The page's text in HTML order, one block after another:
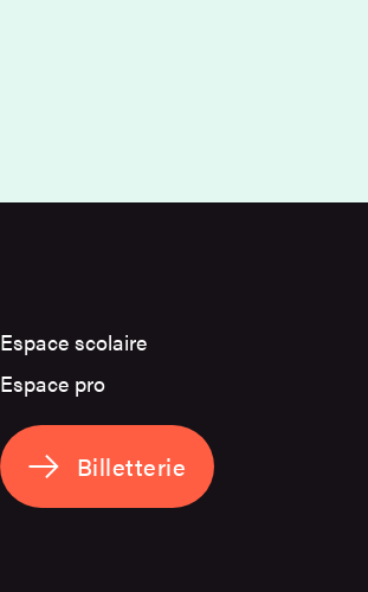
Espace scolaire
Espace pro
Billetterie